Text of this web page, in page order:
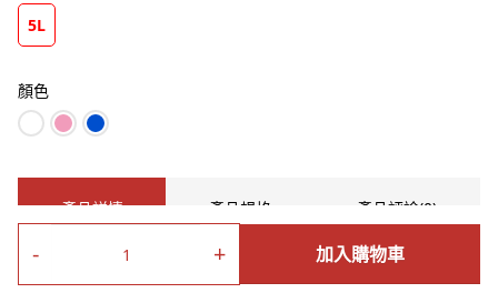
5L
顏色
- + 加入購物車
產品詳情 產品規格 產品評論(0)
FitBoxx 5L 防水袋是你戶外活動的最佳選擇，採用輕便耐用材質，
為你提供高質量防水性能。非常適合用作於划艇、游泳、釣魚、遠